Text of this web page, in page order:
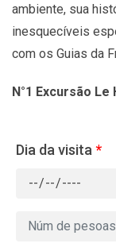
ambiente, sua
inesquecíveis
com os Guias da
N°1 Excursão
Dia da visita *